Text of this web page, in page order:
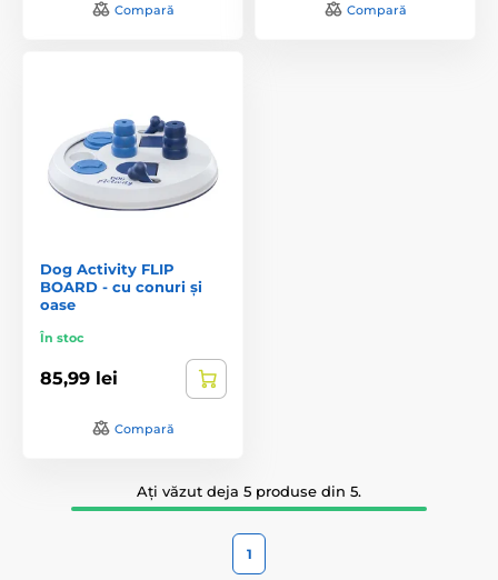
Compară Compară
Dog Activity FLIP
BOARD - cu conuri și
oase
În stoc
85,99 lei
Compară
Ați văzut deja 5 produse din 5.
1